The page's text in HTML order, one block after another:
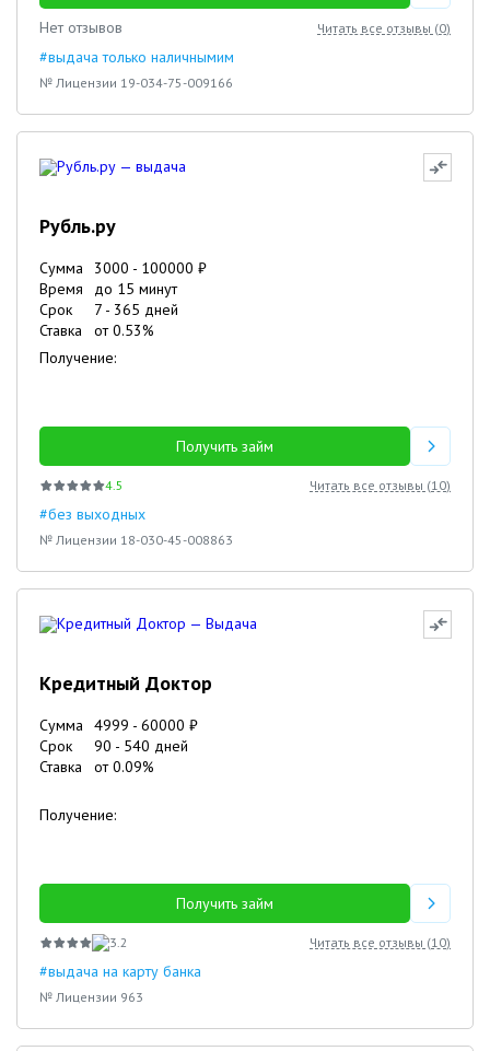
Нет отзывов
Читать все отзывы (0)
#выдача только наличнымим
№ Лицензии 19-034-75-009166
Рубль.ру
Сумма 3000 - 100000 ₽
Время
до 15 минут
Срок
7 - 365 дней
Ставка
от0.53%
Получение:
Получить займ
4.5 Читать все отзывы (10)
#без выходных
№ Лицензии 18-030-45-008863
Кредитный Доктор
Сумма 4999 - 60000 ₽
Срок
90 - 540 дней
Ставка
от0.09%
Получение:
Получить займ
3.2 Читать все отзывы (10)
#выдача на карту банка
№ Лицензии 963